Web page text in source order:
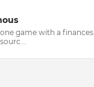
one game with a finances